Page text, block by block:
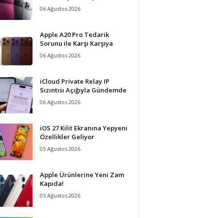
06 Ağustos 2026
Apple A20 Pro Tedarik
Sorunu ile Karşı Karşıya
06 Ağustos 2026
iCloud Private Relay IP
Sızıntısı Açığıyla Gündemde
06 Ağustos 2026
iOS 27 Kilit Ekranına Yepyeni
Özellikler Geliyor
05 Ağustos 2026
Apple Ürünlerine Yeni Zam
Kapıda!
05 Ağustos 2026